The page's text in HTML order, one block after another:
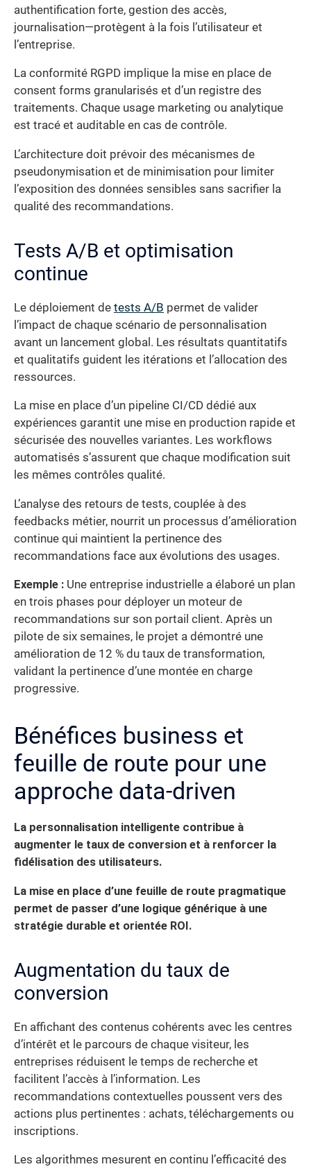
authentification forte, gestion des accès,
journalisation—protègent à la fois l’utilisateur et
l’entreprise.
La conformité RGPD implique la mise en place de
consent forms granularisés et d’un registre des
traitements. Chaque usage marketing ou analytique
est tracé et auditable en cas de contrôle.
L’architecture doit prévoir des mécanismes de
pseudonymisation et de minimisation pour limiter
l’exposition des données sensibles sans sacrifier la
qualité des recommandations.
Tests A/B et optimisation
continue
Le déploiement de tests A/B permet de valider
l’impact de chaque scénario de personnalisation
avant un lancement global. Les résultats quantitatifs
et qualitatifs guident les itérations et l’allocation des
ressources.
La mise en place d’un pipeline CI/CD dédié aux
expériences garantit une mise en production rapide et
sécurisée des nouvelles variantes. Les workflows
automatisés s’assurent que chaque modification suit
les mêmes contrôles qualité.
L’analyse des retours de tests, couplée à des
feedbacks métier, nourrit un processus d’amélioration
continue qui maintient la pertinence des
recommandations face aux évolutions des usages.
Exemple : Une entreprise industrielle a élaboré un plan
en trois phases pour déployer un moteur de
recommandations sur son portail client. Après un
pilote de six semaines, le projet a démontré une
amélioration de 12 % du taux de transformation,
validant la pertinence d’une montée en charge
progressive.
Bénéfices business et
feuille de route pour une
approche data-driven
La personnalisation intelligente contribue à
augmenter le taux de conversion et à renforcer la
fidélisation des utilisateurs.
La mise en place d’une feuille de route pragmatique
permet de passer d’une logique générique à une
stratégie durable et orientée ROI.
Augmentation du taux de
conversion
En affichant des contenus cohérents avec les centres
d’intérêt et le parcours de chaque visiteur, les
entreprises réduisent le temps de recherche et
facilitent l’accès à l’information. Les
recommandations contextuelles poussent vers des
actions plus pertinentes : achats, téléchargements ou
inscriptions.
Les algorithmes mesurent en continu l’efficacité des